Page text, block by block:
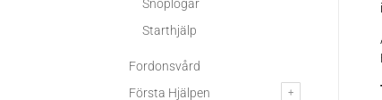
Snöplogar
Starthjälp
Fordonsvård
Första Hjälpen